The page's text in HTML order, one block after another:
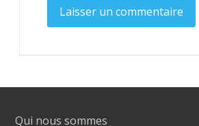
Qui nous sommes